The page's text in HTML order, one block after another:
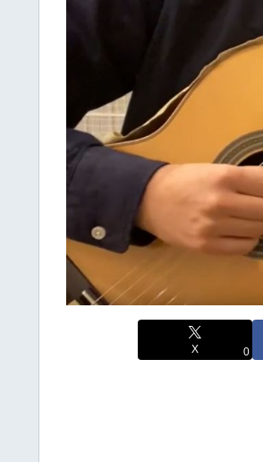
X 0